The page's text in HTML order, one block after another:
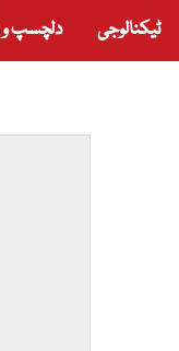
ٹیکنالوجی دلچسپ